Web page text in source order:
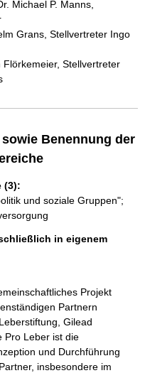
Michael P. Manns,
Grans, Stellvertreter Ingo
Stellvertreter
Benennung der
(3):
und soziale Gruppen";
in eigenem
Projekt
Partnern
Gilead
Pro Leber ist die
und Durchführung
insbesondere im